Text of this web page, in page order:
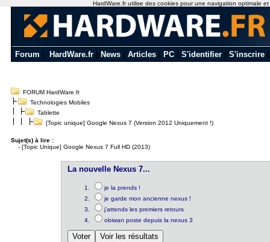
Forum HardWare.fr News Articles PC S'identifier S'inscrire
FORUM HardWare.fr
Technologies Mobiles
Tablette
[Topic unique] Google Nexus 7 (Version 2012 Uniquement !)
Sujet(s) à lire :
- [Topic Unique] Google Nexus 7 Full HD (2013)
La nouvelle Nexus 7...
je la prends !
je garde mon ancienne nexus !
j'attends les premiers retours
obiwan poste depuis la nexus 3
HardWare.fr utilise des cookies pour une navigation optimale